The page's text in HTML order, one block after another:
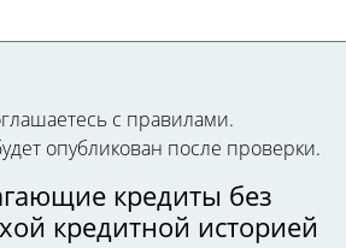
c правилами.
опубликован после проверки.
кредиты без
кредитной историей